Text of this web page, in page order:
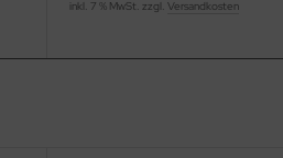
inkl. 7 % MwSt. zzgl.Versandkosten